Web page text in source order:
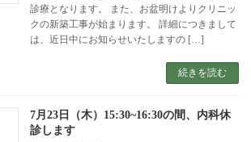
診療となります。 また、お盆明けよりクリニッ
クの新築工事が始まります。 詳細につきまして
は、近日中にお知らせいたしますの […]
続きを読む
7月23日（木）15:30~16:30の間、内科休
診します